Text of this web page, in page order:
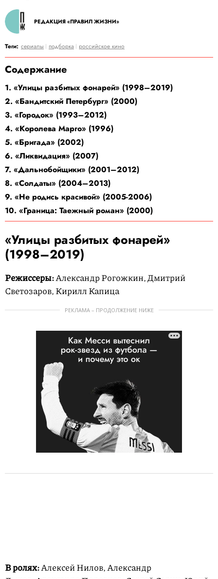
РЕДАКЦИЯ «ПРАВИЛ ЖИЗНИ»
Теги: сериалы подборка российское кино
Содержание
1. «Улицы разбитых фонарей» (1998–2019)
2. «Бандитский Петербург» (2000)
3. «Городок» (1993–2012)
4. «Королева Марго» (1996)
5. «Бригада» (2002)
6. «Ликвидация» (2007)
7. «Дальнобойщики» (2001–2012)
8. «Солдаты» (2004–2013)
9. «Не родись красивой» (2005-2006)
10. «Граница: Таежный роман» (2000)
«Улицы разбитых фонарей»
(1998–2019)
Режиссеры:Александр Рогожкин, Дмитрий
Светозаров, Кирилл Капица
РЕКЛАМА – ПРОДОЛЖЕНИЕ НИЖЕ
В ролях:Алексей Нилов, Александр